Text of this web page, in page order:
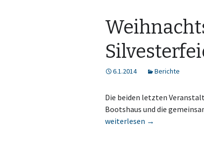
6.1.2014 Berichte
Die beiden letzten
Bootshaus und die
Weihnachtsfeier und
weiterlesen →